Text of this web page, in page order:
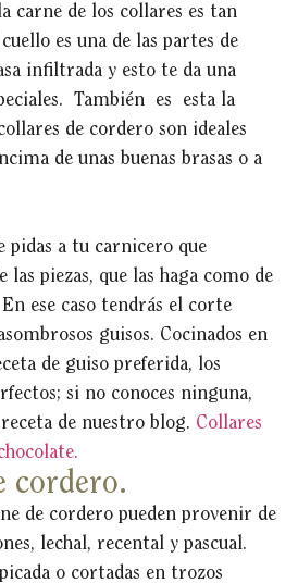
carne de los collares es tan
es una de las partes de
infiltrada y esto te da una
También es esta la
de cordero son ideales
de unas buenas brasas o a
pidas a tu carnicero que
las piezas, que las haga como de
ese caso tendrás el corte
guisos. Cocinados en
de guiso preferida, los
si no conoces ninguna,
de nuestro blog. Collares
cordero.
de cordero pueden provenir de
lechal, recental y pascual.
o cortadas en trozos